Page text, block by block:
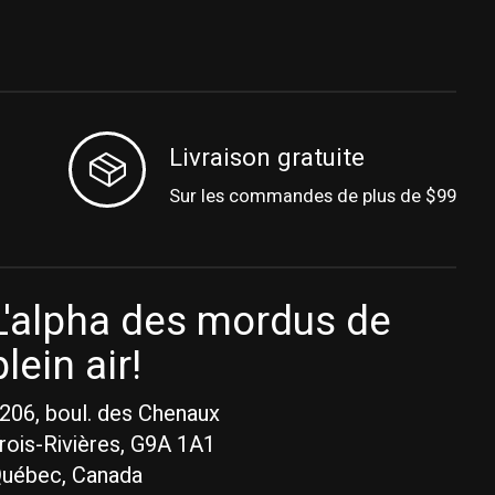
Livraison gratuite
Sur les commandes de plus de $99
des mordus de
air!
boul. des Chenaux
Rivières, G9A 1A1
Canada